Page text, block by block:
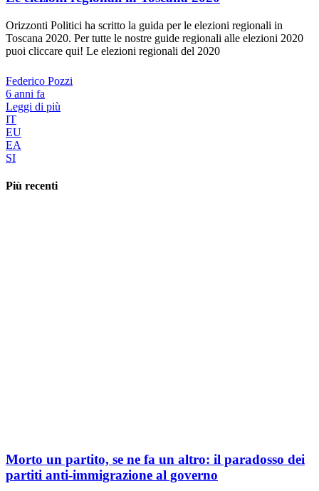
Orizzonti Politici ha scritto la guida per le elezioni regionali in
Toscana 2020. Per tutte le nostre guide regionali alle elezioni 2020
puoi cliccare qui! Le elezioni regionali del 2020
Federico Pozzi
6 anni fa
Leggi di più
IT
EU
EA
SI
Più recenti
Morto un partito, se ne fa un altro: il paradosso dei
partiti anti-immigrazione al governo